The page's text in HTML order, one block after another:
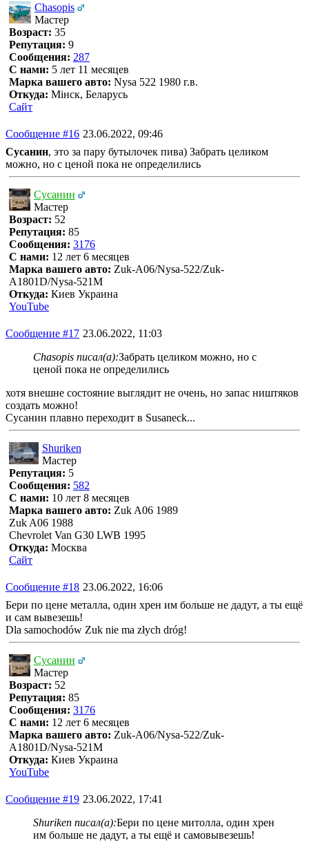
Chasopis
Мастер
Возраст: 35
Репутация: 9
Сообщения: 287
С нами: 5 лет 11 месяцев
Марка вашего авто: Nysa 522 1980 г.в.
Откуда: Мінск, Беларусь
Сайт
Сообщение #16 23.06.2022, 09:46
Сусанин, это за пару бутылочек пива) Забрать целиком
можно, но с ценой пока не определились
Сусанин
Мастер
Возраст: 52
Репутация: 85
Сообщения: 3176
С нами: 12 лет 6 месяцев
Марка вашего авто: Zuk-A06/Nysa-522/Zuk-
A1801D/Nysa-521M
Откуда: Киев Украина
YouTube
Сообщение #17 23.06.2022, 11:03
Chasopis писал(а):Забрать целиком можно, но с
ценой пока не определились
хотя внешне состояние выглядит не очень, но запас ништяков
создать можно!
Сусанин плавно переходит в Susaneck...
Shuriken
Мастер
Репутация: 5
Сообщения: 582
С нами: 10 лет 8 месяцев
Марка вашего авто: Zuk A06 1989
Zuk A06 1988
Chevrolet Van G30 LWB 1995
Откуда: Москва
Сайт
Сообщение #18 23.06.2022, 16:06
Бери по цене металла, один хрен им больше не дадут, а ты ещё
и сам вывезешь!
Dla samochodów Zuk nie ma złych dróg!
Сусанин
Мастер
Возраст: 52
Репутация: 85
Сообщения: 3176
С нами: 12 лет 6 месяцев
Марка вашего авто: Zuk-A06/Nysa-522/Zuk-
A1801D/Nysa-521M
Откуда: Киев Украина
YouTube
Сообщение #19 23.06.2022, 17:41
Shuriken писал(а):Бери по цене митолла, один хрен
им больше не дадут, а ты ещё и самовывезешь!